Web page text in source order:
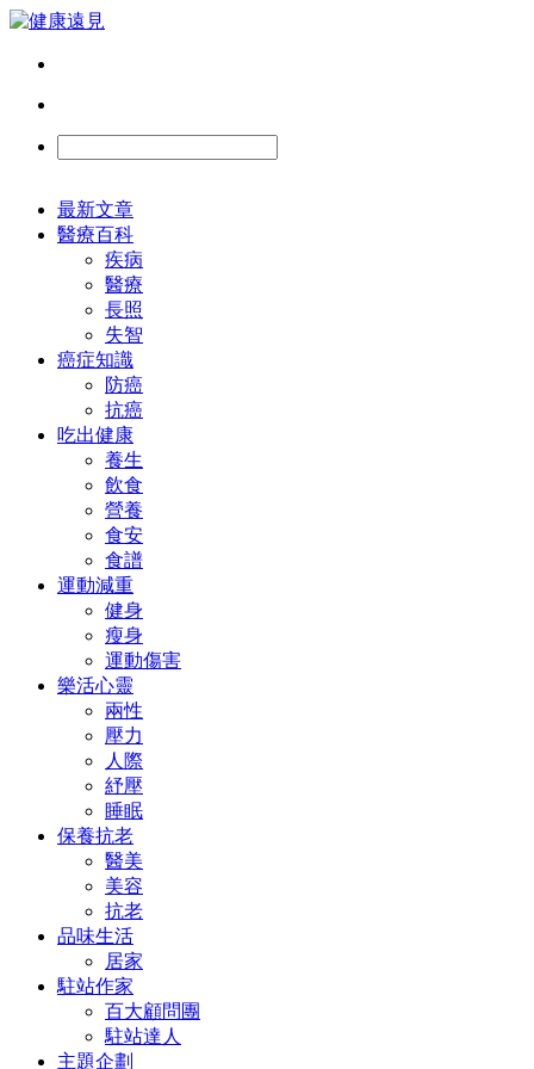
最新文章
醫療百科
疾病
醫療
長照
失智
癌症知識
防癌
抗癌
吃出健康
養生
飲食
營養
食安
食譜
運動減重
健身
瘦身
運動傷害
樂活心靈
兩性
壓力
人際
紓壓
睡眠
保養抗老
醫美
美容
抗老
品味生活
居家
駐站作家
百大顧問團
駐站達人
主題企劃